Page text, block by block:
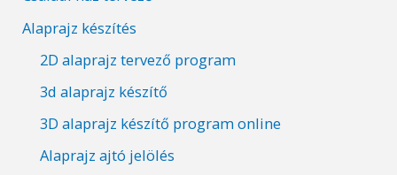
Alaprajz készítés
2D alaprajz tervező program
3d alaprajz készítő
3D alaprajz készítő program online
Alaprajz ajtó jelölés